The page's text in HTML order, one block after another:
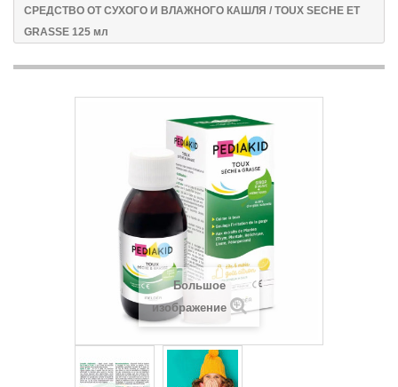
СРЕДСТВО ОТ СУХОГО И ВЛАЖНОГО КАШЛЯ / TOUX SECHE ET
GRASSE 125 мл
Большое
изображение